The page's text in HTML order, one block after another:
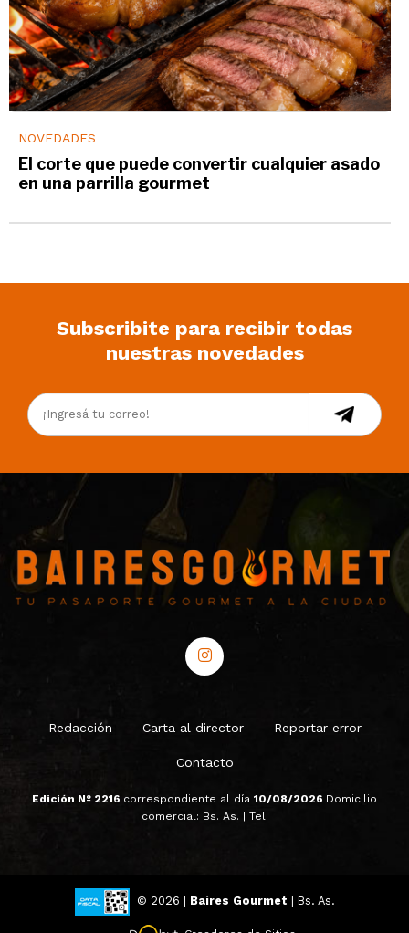
NOVEDADES
El corte que puede convertir cualquier asado
en una parrilla gourmet
Subscribite para recibir todas
nuestras novedades
Redacción Carta al director Reportar error
Contacto
Edición Nº 2216 correspondiente al día 10/08/2026 Domicilio
comercial: Bs. As. | Tel:
© 2026 | Baires Gourmet | Bs. As.